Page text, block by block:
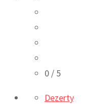
0 / 5
Dezerty